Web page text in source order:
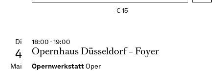
€15
Di
4
Mai
18:00 - 19:00
Opernhaus Düsseldorf – Foyer
OpernwerkstattOper